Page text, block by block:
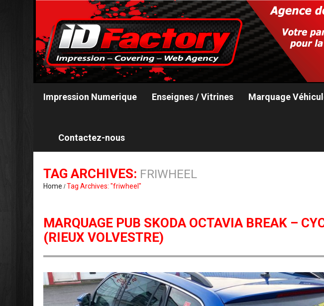
Impression Numerique Enseignes / Vitrines Marquage
Contactez-nous
TAG ARCHIVES: FRIWHEEL
Home Tag Archives: "friwheel"
MARQUAGE PUB SKODA OCTAVIA BREAK –
(RIEUX VOLVESTRE)